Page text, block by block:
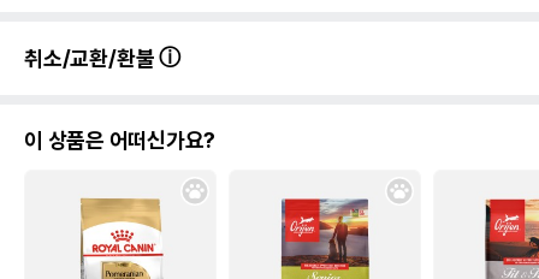
취소/교환/환불
이 상품은 어떠신가요?